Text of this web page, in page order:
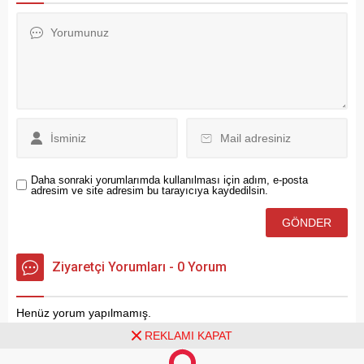
Daha sonraki yorumlarımda kullanılması için adım, e-posta
adresim ve site adresim bu tarayıcıya kaydedilsin.
Ziyaretçi Yorumları - 0 Yorum
Henüz yorum yapılmamış.
REKLAMI KAPAT